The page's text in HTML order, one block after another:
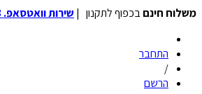
משלוח חינםבכפוף לתקנון | שירות וואטסאפ.
התחבר
/
הרשם